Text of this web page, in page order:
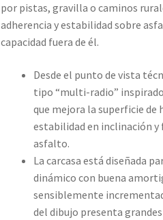
por pistas, gravilla o caminos
adherencia y estabilidad sobre
capacidad fuera de él.
Desde el punto de vista
tipo “multi-radio”
que mejora la superficie
estabilidad en inclinación
asfalto.
La carcasa está diseñada
dinámico con buena
sensiblemente
del dibujo presenta